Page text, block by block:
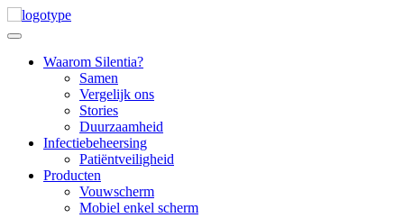
Skip
to
Waarom Silentia?
Samen
Vergelijk ons
Stories
Duurzaamheid
Infectiebeheersing
Patiëntveiligheid
Producten
Vouwscherm
Mobiel enkel scherm